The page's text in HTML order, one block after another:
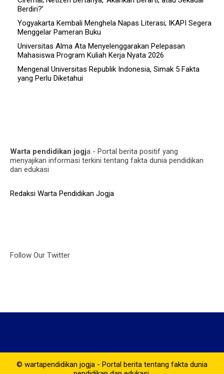
Berdiri?’
Yogyakarta Kembali Menghela Napas Literasi; IKAPI Segera
Menggelar Pameran Buku
Universitas Alma Ata Menyelenggarakan Pelepasan
Mahasiswa Program Kuliah Kerja Nyata 2026
Mengenal Universitas Republik Indonesia, Simak 5 Fakta
yang Perlu Diketahui
Warta pendidikan jogja - Portal berita positif yang
menyajikan informasi terkini tentang fakta dunia pendidikan
dan edukasi
Redaksi Warta Pendidikan Jogja
Follow Our Twitter
© wartapendidikan jogja - Portal berita tentang fakta dunia